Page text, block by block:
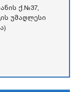
ქ.№37,
უმაღლესი